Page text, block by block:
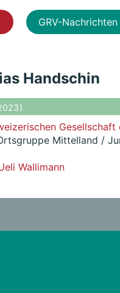
GRV-Nachrichten
Handschin
)
Mittelland /
Wallimann